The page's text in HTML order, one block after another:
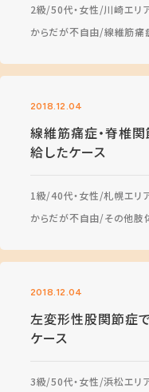
2級 50代・女性 川崎エリ
からだが不自由 線維筋痛
2018.12.04
線維筋痛症・脊椎
給したケース
1級 40代・女性 札幌エリ
からだが不自由 その他肢
2018.12.04
左変形性股関節症
ケース
3級 50代・女性 浜松エリ